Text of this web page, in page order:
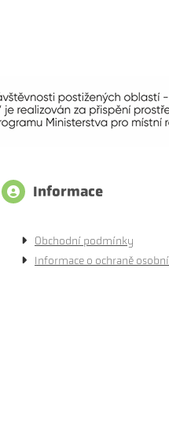
Informace
Obchodní podmínky
Informace o ochraně